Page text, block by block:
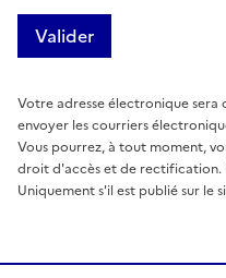
Votre adresse électronique sera
envoyer les courriers
Vous pourrez, à tout moment,
droit d'accès et de rectification.
Uniquement s'il est publié sur le